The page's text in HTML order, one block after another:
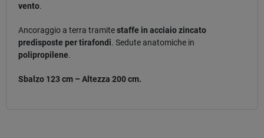
vento.
Ancoraggio a terra tramitestaffe in acciaio zincato
predisposte per tirafondi. Sedute anatomiche in
polipropilene.
Sbalzo 123 cm – Altezza 200 cm.